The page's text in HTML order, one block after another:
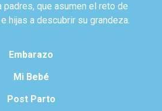
padres, que asumen el reto de
hijas a descubrir su grandeza.
Embarazo
Mi Bebé
Post Parto